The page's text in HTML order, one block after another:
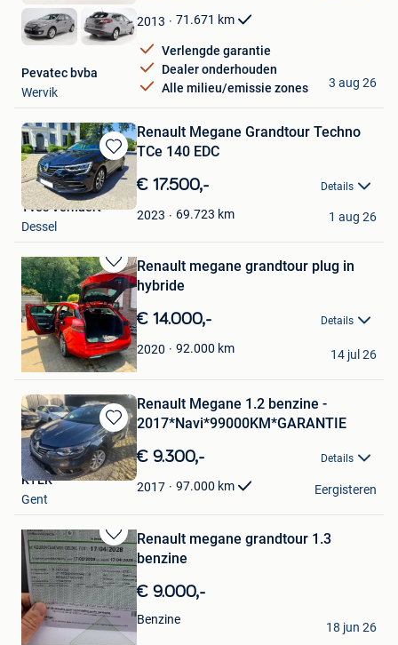
Favorieten
2013 71.671 km
Verlengde garantie
Dealer onderhouden
Alle milieu/emissie zones
Pevatec bvba
Wervik
3 aug 26
Bewaren
in
Mijn
Favorieten
Renault Megane Grandtour Techno
TCe 140 EDC
€ 17.500,- Details
2023 69.723 km
Yves Verhaert
Dessel
1 aug 26
Bewaren
in
Mijn
Favorieten
Renault megane grandtour plug in
hybride
€ 14.000,- Details
2020 92.000 km
Jeroen de Bruyne
Beernem
14 jul 26
Bewaren
in
Mijn
Favorieten
Renault Megane 1.2 benzine -
2017*Navi*99000KM*GARANTIE
€ 9.300,- Details
2017 97.000 km
KTEK
Gent
Eergisteren
Bewaren
in
Mijn
Favorieten
Renault megane grandtour 1.3
benzine
€ 9.000,-
Benzine
nevak
Lier
18 jun 26